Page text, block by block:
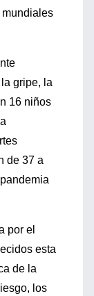
gripe, la
16 niños
de 37 a
por el
esta
de la
los